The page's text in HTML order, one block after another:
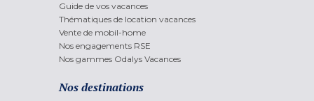
Guide de vos vacances
Thématiques de location vacances
Vente de mobil-home
Nos engagements RSE
Nos gammes Odalys Vacances
Nos destinations